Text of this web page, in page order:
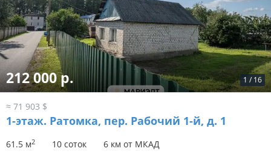
1 / 16
212 000 р.
≈ 71 903 $
1-этаж. Ратомка, пер. Рабочий 1-й, д. 1
61.5 м2 10 соток 6 км от МКАД